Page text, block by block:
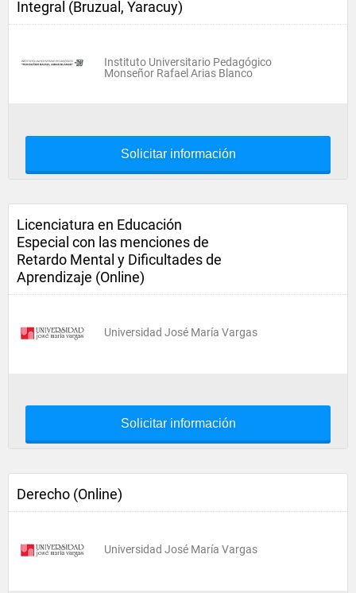
Integral (Bruzual, Yaracuy)
Instituto Universitario Pedagógico
Monseñor Rafael Arias Blanco
Solicitar información
Licenciatura en Educación
Especial con las menciones de
Retardo Mental y Dificultades de
Aprendizaje (Online)
Universidad José María Vargas
Solicitar información
Derecho (Online)
Universidad José María Vargas